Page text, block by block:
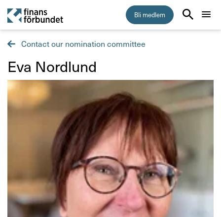
Bli medlem
Medlemskap
Råd & stöd
Om Finansförbundet
Press & opinion
Förtroendevald
Contact our nomination committee
Eva Nord­lund